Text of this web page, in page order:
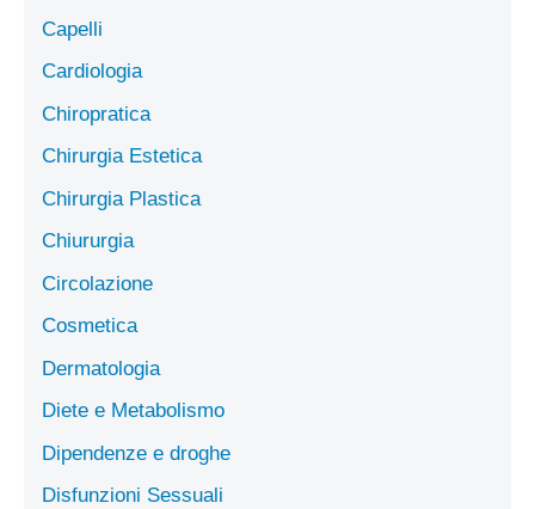
Capelli
Cardiologia
Chiropratica
Chirurgia Estetica
Chirurgia Plastica
Chiururgia
Circolazione
Cosmetica
Dermatologia
Diete e Metabolismo
Dipendenze e droghe
Disfunzioni Sessuali